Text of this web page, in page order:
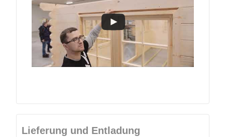
Lieferung und Entladung